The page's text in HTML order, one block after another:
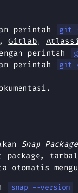
perintah
git
,Gitlab,
perintah
perintah
git
Snap Package
package,
otomatis
snap --version